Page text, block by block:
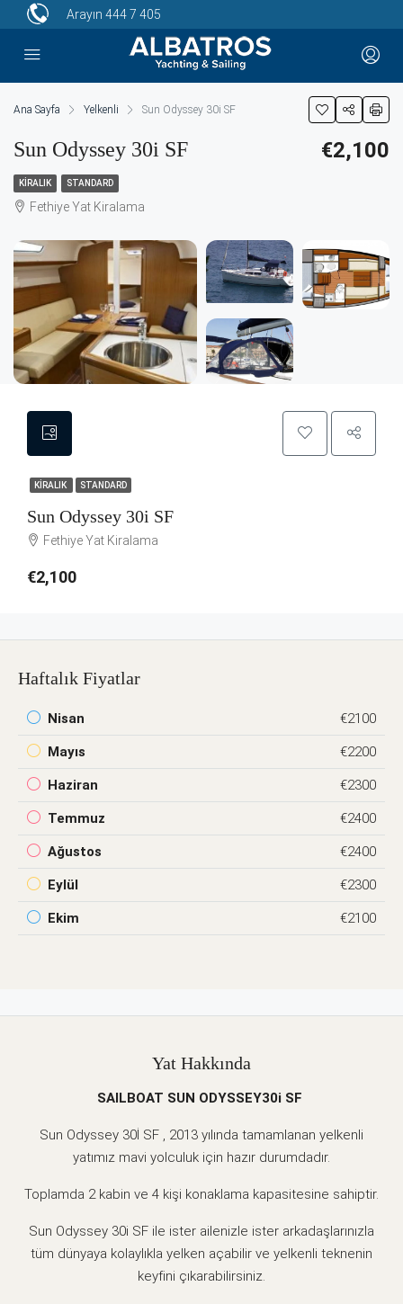
Arayın 444 7 405
Ana Sayfa Yelkenli Sun Odyssey 30i SF
Sun Odyssey 30i SF €2,100
KIRALIK STANDARD
Fethiye Yat Kiralama
KIRALIK STANDARD
Sun Odyssey 30i SF
Fethiye Yat Kiralama
€2,100
Haftalık Fiyatlar
Nisan €2100
Mayıs €2200
Haziran €2300
Temmuz €2400
Ağustos €2400
Eylül €2300
Ekim €2100
Yat Hakkında
SAILBOAT SUN ODYSSEY30i SF
Sun Odyssey 30İ SF , 2013 yılında tamamlanan yelkenli
yatımız mavi yolculuk için hazır durumdadır.
Toplamda 2 kabin ve 4 kişi konaklama kapasitesine sahiptir.
Sun Odyssey 30i SF ile ister ailenizle ister arkadaşlarınızla
tüm dünyaya kolaylıkla yelken açabilir ve yelkenli teknenin
keyfini çıkarabilirsiniz.